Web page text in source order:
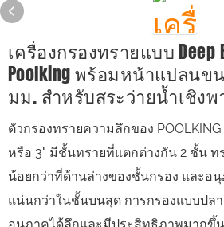
เครื่องกรองทรายแบบ Deep
Poolking พร้อมหน้าแปลนขน
มม. สำหรับสระว่ายน้ำเชิง
ตัวกรองทรายความลึกของ
หรือ 3" มีชั้นทรายที่แตกต่างกัน 2 ชั้น
น้อยกว่าที่ด้านล่างของชั้นกรอง และอ
แน่นกว่าในชั้นบนสุด การกรองแบบปล